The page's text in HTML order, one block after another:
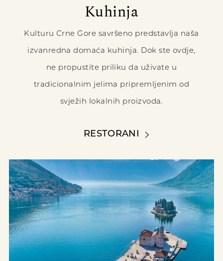
Kuhinja
Kulturu Crne Gore savršeno predstavlja naša
izvanredna domaća kuhinja. Dok ste ovdje,
ne propustite priliku da uživate u
tradicionalnim jelima pripremljenim od
svježih lokalnih proizvoda.
RESTORANI